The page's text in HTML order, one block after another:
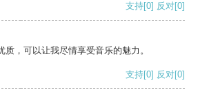
支持[0] 反对[0]
，可以让我尽情享受音乐的魅力。
支持[0] 反对[0]